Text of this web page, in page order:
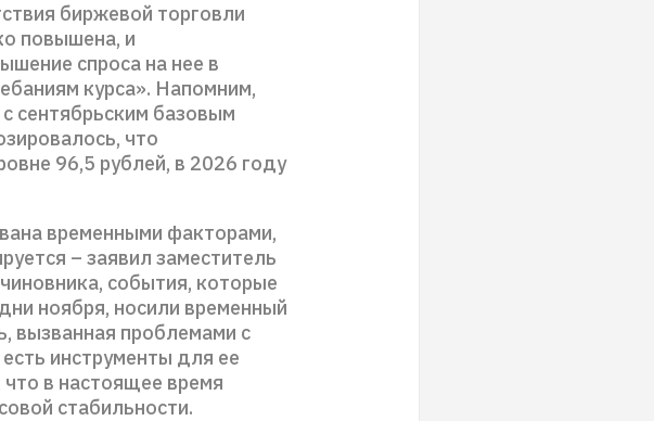
биржевой торговли
повышена, и
спроса на нее в
курса». Напомним,
сентябрьским базовым
что
96,5 рублей, в 2026 году
временными факторами,
– заявил заместитель
события, которые
ноября, носили временный
вызванная проблемами с
инструменты для ее
в настоящее время
стабильности.